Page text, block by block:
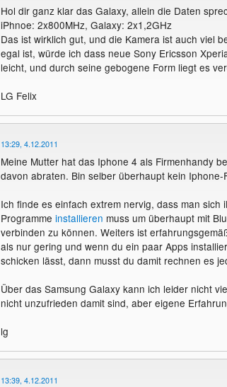
Hol dir ganz klar das Galaxy, allein die Daten
iPhnoe: 2x800MHz, Galaxy: 2x1,2GHz
Das ist wirklich gut, und die Kamera ist auch viel
egal ist, würde ich dass neue Sony Ericsson
leicht, und durch seine gebogene Form liegt es
LG Felix
13:29, 4.12.2011
Meine Mutter hat das Iphone 4 als Firmenhandy
davon abraten. Bin selber überhaupt kein
Ich finde es einfach extrem nervig, dass man sich
Programme installieren muss um überhaupt mit
verbinden zu können. Weiters ist
als nur gering und wenn du ein paar Apps
schicken lässt, dann musst du damit rechnen es
Über das Samsung Galaxy kann ich leider nicht
nicht unzufrieden damit sind, aber eigene
lg
13:39, 4.12.2011